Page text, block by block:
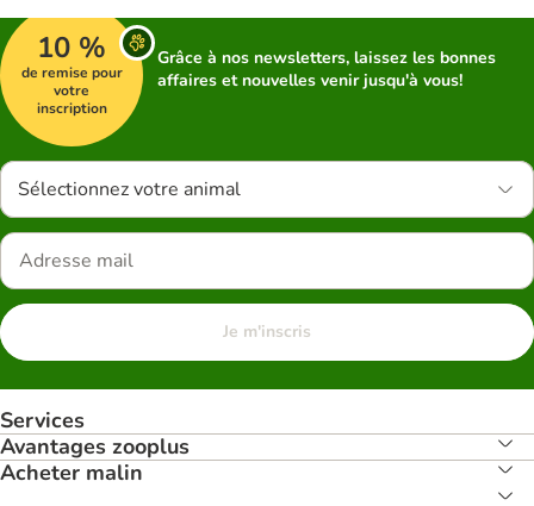
10 %
de remise pour
votre
inscription
Grâce à nos newsletters, laissez les bonnes
affaires et nouvelles venir jusqu'à vous!
Sélectionnez votre animal
Je m'inscris
Services
Avantages zooplus
Acheter malin